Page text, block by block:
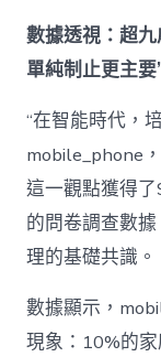
數據透視：超
單純制止更主要
“在智能時代，
mobile_phone
這一觀點獲得
的問卷調查數
理的基礎共識。
數據顯示，
現象：10%的